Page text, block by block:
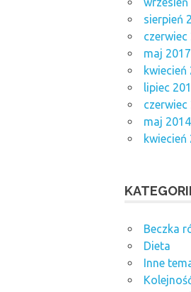
sierpień
czerwiec
maj 2017
kwiecień
lipiec
czerwiec
maj 2014
kwiecień
Beczka
Dieta
Inne